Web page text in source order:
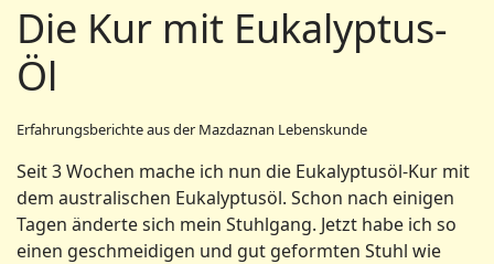
Die Kur mit Eukalyptus-
Öl
Erfahrungsberichte aus der Mazdaznan Lebenskunde
Seit 3 Wochen mache ich nun die Eukalyptusöl-Kur mit
dem australischen Eukalyptusöl. Schon nach einigen
Tagen änderte sich mein Stuhlgang. Jetzt habe ich so
einen geschmeidigen und gut geformten Stuhl wie